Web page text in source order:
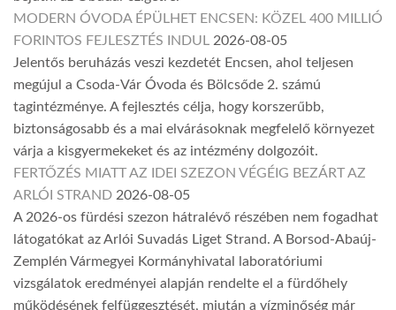
MODERN ÓVODA ÉPÜLHET ENCSEN: KÖZEL 400 MILLIÓ
FORINTOS FEJLESZTÉS INDUL 2026-08-05
Jelentős beruházás veszi kezdetét Encsen, ahol teljesen
megújul a Csoda-Vár Óvoda és Bölcsőde 2. számú
tagintézménye. A fejlesztés célja, hogy korszerűbb,
biztonságosabb és a mai elvárásoknak megfelelő környezet
várja a kisgyermekeket és az intézmény dolgozóit.
FERTŐZÉS MIATT AZ IDEI SZEZON VÉGÉIG BEZÁRT AZ
ARLÓI STRAND 2026-08-05
A 2026-os fürdési szezon hátralévő részében nem fogadhat
látogatókat az Arlói Suvadás Liget Strand. A Borsod-Abaúj-
Zemplén Vármegyei Kormányhivatal laboratóriumi
vizsgálatok eredményei alapján rendelte el a fürdőhely
működésének felfüggesztését, miután a vízminőség már